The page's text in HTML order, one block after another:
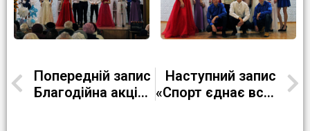
Попередній запис
Благодійна акція “Святий Миколай – дітям”
Наступний запис
«Спорт єднає всіх» (до Міжнародного Дня осіб з інвалідністю)